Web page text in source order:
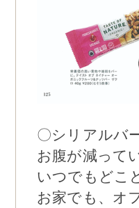
〇シリアルバ
お腹が減って
いつでもどこ
お家でも、オ